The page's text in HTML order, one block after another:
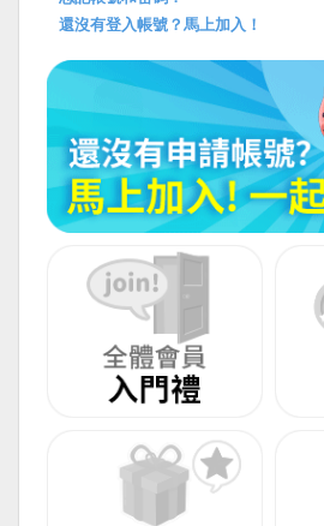
還沒有登入帳號？馬上加入！